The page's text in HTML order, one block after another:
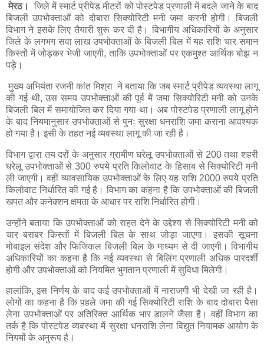
मेरठ। जिले में स्मार्ट प्रीपेड मीटरों को पोस्टपेड प्रणाली में बदले जाने के बाद
बिजली उपभोक्ताओं को दोबारा सिक्योरिटी मनी जमा करनी होगी। बिजली
विभाग ने इसके लिए तैयारी शुरू कर दी है। विभागीय अधिकारियों के अनुसार
जिले के लगभग सवा लाख उपभोक्ताओं के बिजली बिल में यह राशि चार समान
किस्तों में जोड़कर भेजी जाएगी, ताकि उपभोक्ताओं पर एकमुश्त आर्थिक बोझ न
पड़े।
मुख्य अभियंता रजनी कांत मिश्रा ने बताया कि जब स्मार्ट प्रीपेड व्यवस्था लागू
की गई थी, उस समय उपभोक्ताओं की पूर्व में जमा सिक्योरिटी मनी को उनके
बिजली बिल में समायोजित कर दिया गया था। अब पोस्टपेड प्रणाली लागू होने
के बाद नियमानुसार उपभोक्ताओं से पुनः सुरक्षा धनराशि जमा कराना आवश्यक
हो गया है। इसी के तहत नई व्यवस्था लागू की जा रही है।
विभाग द्वारा तय दरों के अनुसार ग्रामीण घरेलू उपभोक्ताओं से 200 तथा शहरी
घरेलू उपभोक्ताओं से 300 रुपये प्रति किलोवाट के हिसाब से सिक्योरिटी मनी
ली जाएगी। वहीं व्यावसायिक उपभोक्ताओं के लिए यह राशि 2000 रुपये प्रति
किलोवाट निर्धारित की गई है। विभाग का कहना है कि उपभोक्ताओं की बिजली
खपत और कनेक्शन क्षमता के आधार पर राशि निर्धारित होगी।
उन्होंने बताया कि उपभोक्ताओं को राहत देने के उद्देश्य से सिक्योरिटी मनी को
चार बराबर किस्तों में बिजली बिल के साथ जोड़ा जाएगा। इसकी सूचना
मोबाइल संदेश और फिजिकल बिजली बिल के माध्यम से दी जाएगी। विभागीय
अधिकारियों का कहना है कि नई व्यवस्था से बिलिंग प्रणाली अधिक पारदर्शी
होगी और उपभोक्ताओं को नियमित भुगतान प्रणाली में सुविधा मिलेगी।
हालांकि, इस निर्णय के बाद कई उपभोक्ताओं में नाराजगी भी देखी जा रही है।
लोगों का कहना है कि पहले जमा की गई सिक्योरिटी राशि के बाद दोबारा पैसा
लेना उपभोक्ताओं पर अतिरिक्त आर्थिक भार डालने जैसा है। वहीं विभाग का
तर्क है कि पोस्टपेड व्यवस्था में सुरक्षा धनराशि लेना विद्युत नियामक आयोग के
नियमों के अनुरूप है।